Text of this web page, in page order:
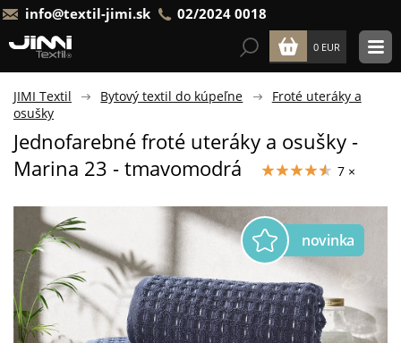
info@textil-jimi.sk 02/2024 0018
0 EUR
JIMI Textil Bytový textil do kúpeľne
Froté uteráky a
osušky
Jednofarebné froté uteráky a osušky -
Marina 23 - tmavomodrá
7 ×